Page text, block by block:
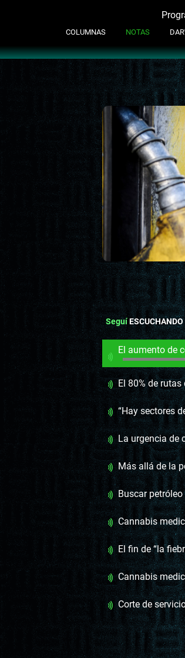
COLUMNAS NOTAS
SeguíESCUCHANDO
El aumento de
El 80% de rutas en buen
“Hay sectores de la
La urgencia de cerrar
Más allá de la pobreza
Buscar petróleo en
Cannabis
El fin de “la fiebre del oro
Cannabis medicinal: “Recién
Corte de servicios VIP y